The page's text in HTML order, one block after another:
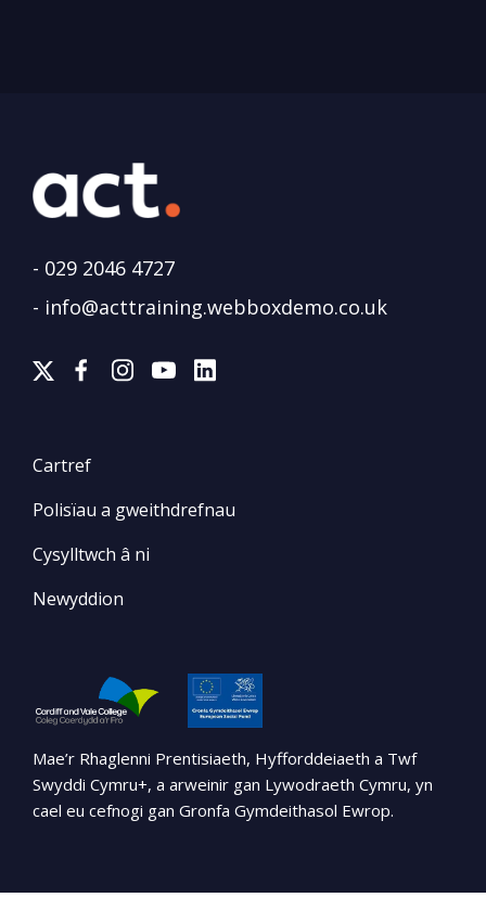
- 029 2046 4727
- info@acttraining.webboxdemo.co.uk
Cartref
Polisïau a gweithdrefnau
Cysylltwch â ni
Newyddion
Mae’r Rhaglenni Prentisiaeth, Hyfforddeiaeth a Twf
Swyddi Cymru+, a arweinir gan Lywodraeth Cymru, yn
cael eu cefnogi gan Gronfa Gymdeithasol Ewrop.